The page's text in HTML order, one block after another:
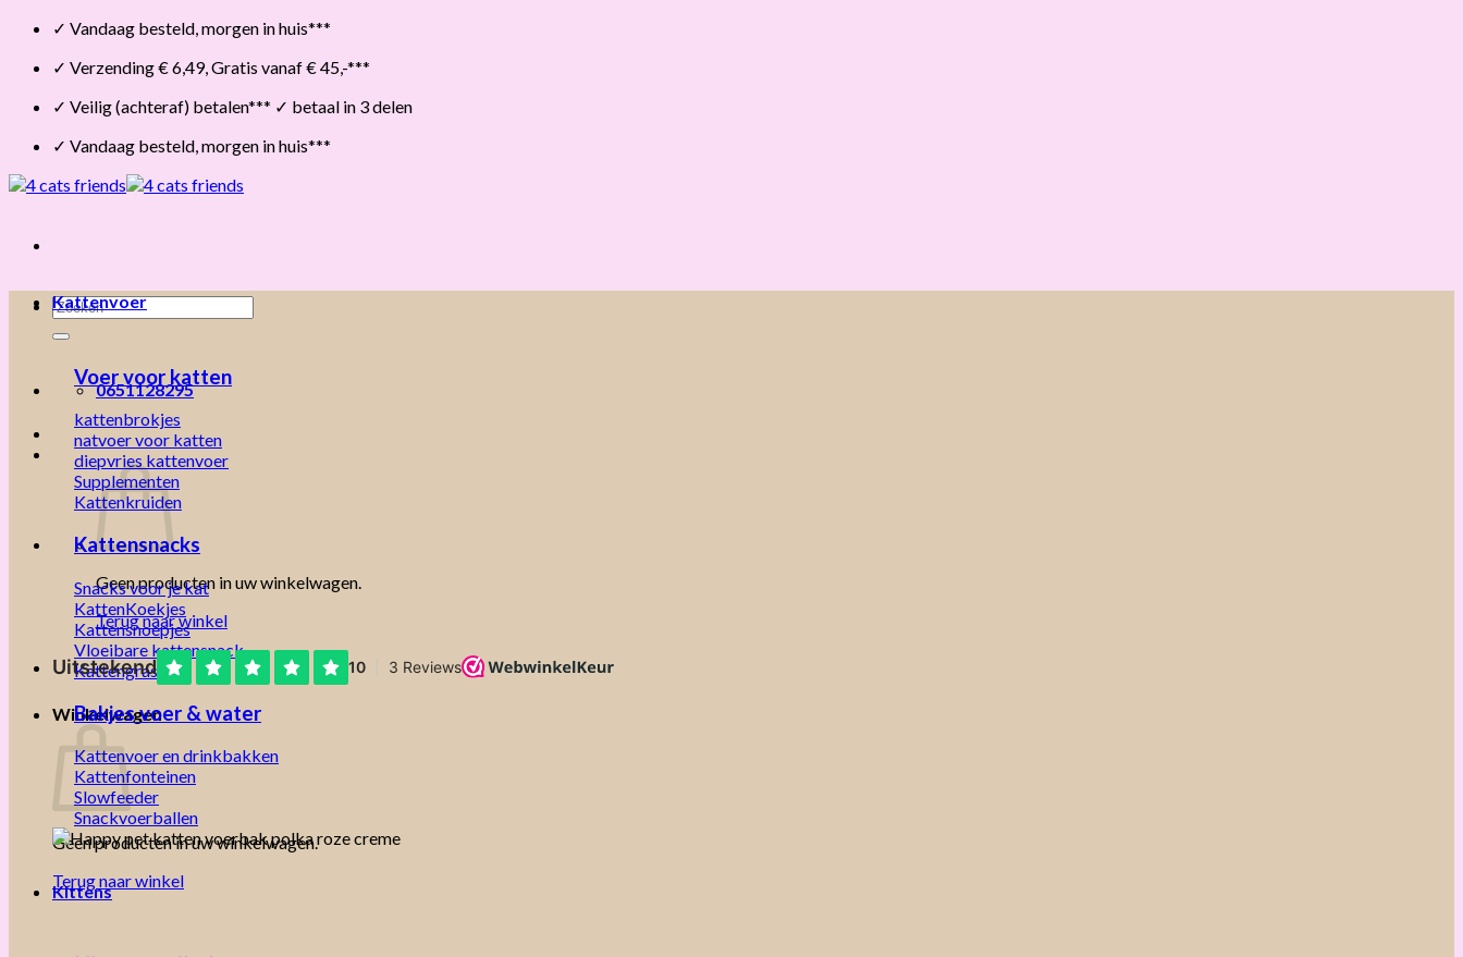
Skip
content
✓ Vandaag besteld, morgen in huis***
✓ Verzending € 6,49, Gratis vanaf € 45,-***
✓ Veilig (achteraf) betalen*** ✓ betaal in 3 delen
✓ Vandaag besteld, morgen in huis***
Zoeken
naar:
0651128295
Geen producten in uw winkelwagen.
Terug naar winkel
Winkelwagen
Geen producten in uw winkelwagen.
Terug naar winkel
Kattenvoer
Voer voor katten
kattenbrokjes
natvoer voor katten
diepvries kattenvoer
Supplementen
Kattenkruiden
Kattensnacks
Snacks voor je kat
KattenKoekjes
Kattensnoepjes
Vloeibare kattensnack
Kattengras
Bakjes voer & water
Kattenvoer en drinkbakken
Kattenfonteinen
Slowfeeder
Snackvoerballen
Kittens